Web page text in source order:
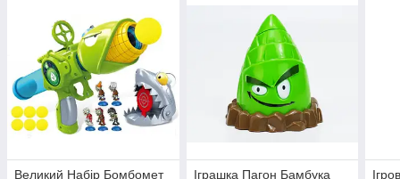
Великий Набір Бомбомет
Іграшка Пагон Бамбука